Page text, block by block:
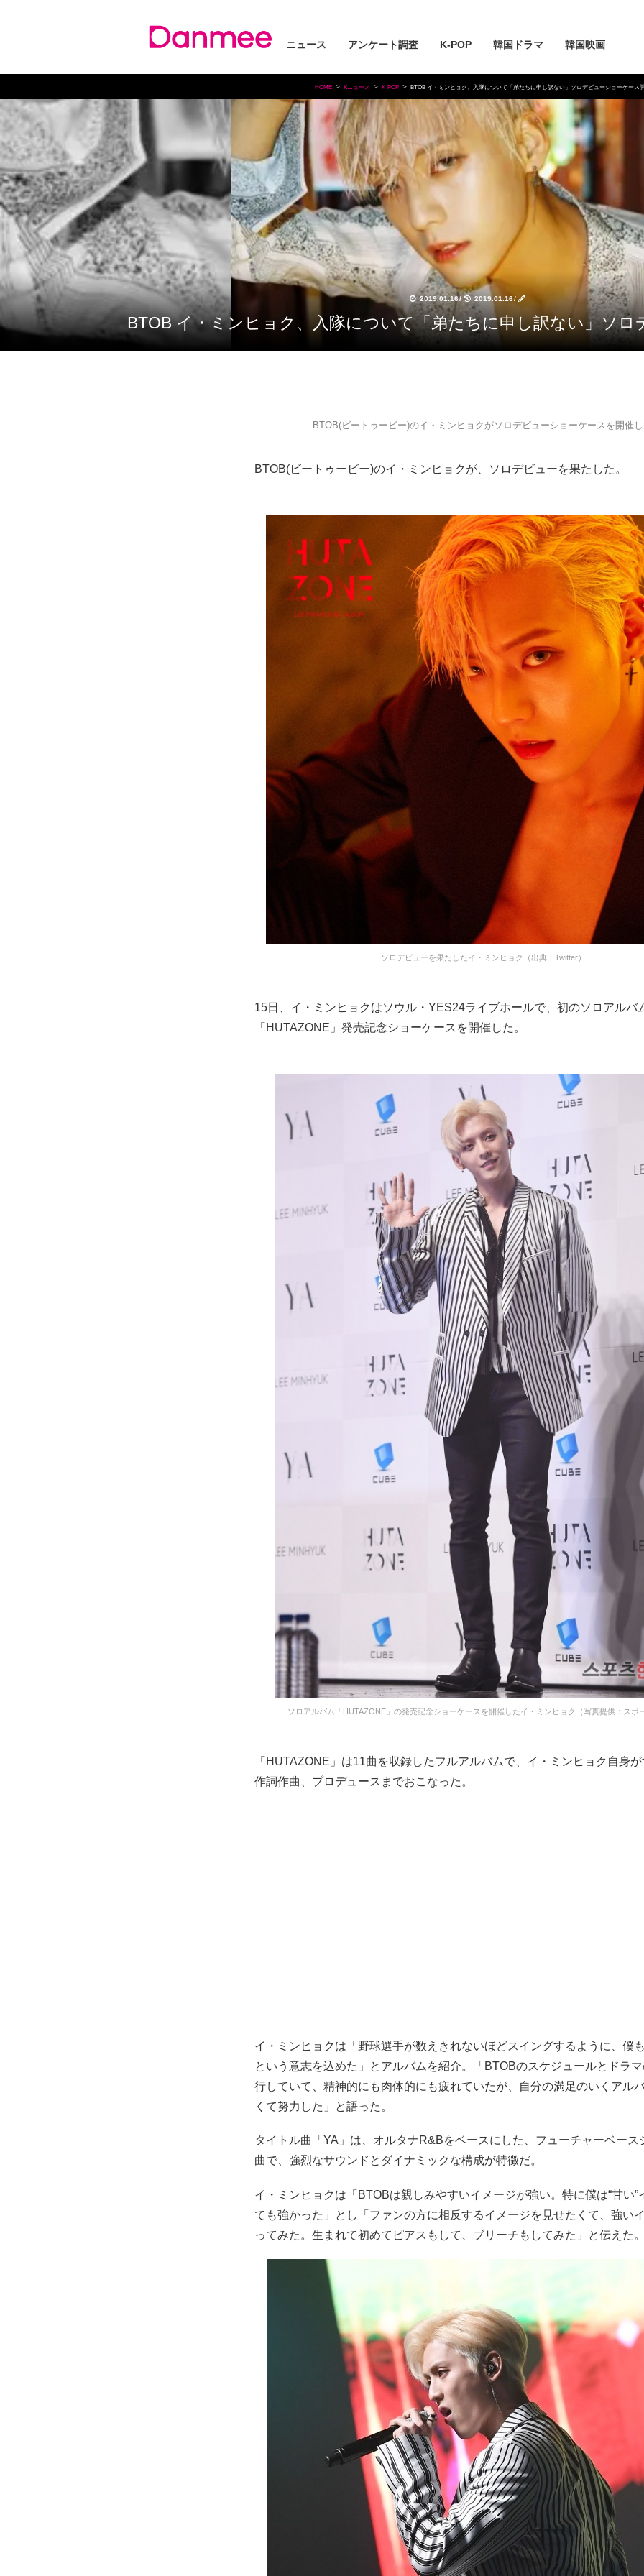
ニュース アンケート調査 K-POP 韓国ドラマ 韓国映画
HOME Kニュース K-POP BTOB イ・ミンヒョク、入隊について「弟たちに申し訳ない」ソロデビューショーケース
2019.01.16/ 2019.01.16/
BTOB イ・ミンヒョク、入隊について「弟たちに申し訳ない」ソ
BTOB(ビートゥービー)のイ・ミンヒョクがソロデビューショーケースを開催
BTOB(ビートゥービー)のイ・ミンヒョクが、ソロデビューを果たした。
ソロデビューを果たしたイ・ミンヒョク（出典：Twitter）
15日、イ・ミンヒョクはソウル・YES24ライブホールで、初のソロアルバ
「HUTAZONE」発売記念ショーケースを開催した。
ソロアルバム「HUTAZONE」の発売記念ショーケースを開催したイ・ミンヒョク（写真提供：スポ
「HUTAZONE」は11曲を収録したフルアルバムで、イ・ミンヒョク自身
作詞作曲、プロデュースまでおこなった。
イ・ミンヒョクは「野球選手が数えきれないほどスイングするように、僕
という意志を込めた」とアルバムを紹介。「BTOBのスケジュールとドラ
行していて、精神的にも肉体的にも疲れていたが、自分の満足のいくアル
くて努力した」と語った。
タイトル曲「YA」は、オルタナR&Bをベースにした、フューチャーベース
曲で、強烈なサウンドとダイナミックな構成が特徴だ。
イ・ミンヒョクは「BTOBは親しみやすいイメージが強い。特に僕は“甘い”
ても強かった」とし「ファンの方に相反するイメージを見せたくて、強い
ってみた。生まれて初めてピアスもして、ブリーチもしてみた」と伝えた